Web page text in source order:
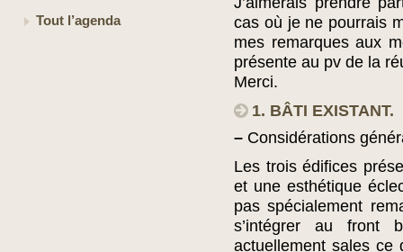
Tout l’agenda
cas où je ne pourrais
mes remarques aux
présente au pv de la
Merci.
1. BÂTI EXISTANT.
– Considérations
Les trois édifices
et une esthétique
pas spécialement
s’intégrer au front
actuellement sales ce